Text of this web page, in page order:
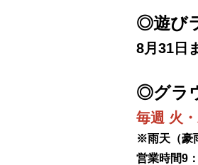
◎遊び
8月31日
◎グラ
毎週 火
※雨天（豪
営業時間9